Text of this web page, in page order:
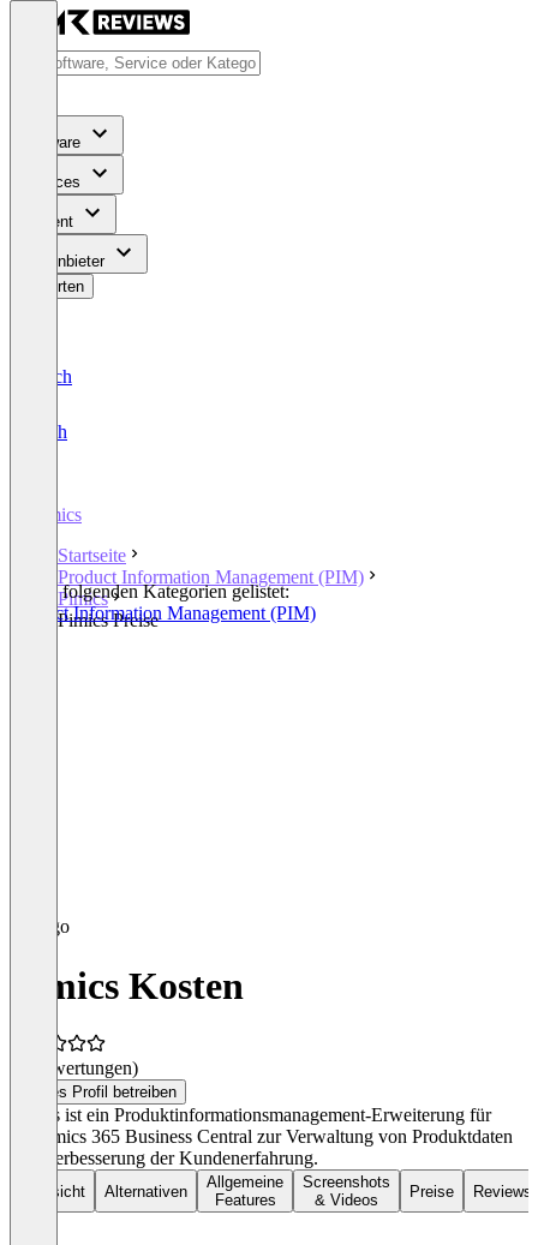
Software
Services
Content
Für Anbieter
Bewerten
Deutsch
English
Pimics
Startseite
Product Information Management (PIM)
Pimics
Pimics Preise
In den folgenden Kategorien gelistet:
Product Information Management (PIM)
Pimics Kosten
(0 Bewertungen)
Dieses Profil betreiben
Pimics ist ein Produktinformationsmanagement-Erweiterung für
Dynamics 365 Business Central zur Verwaltung von Produktdaten
und Verbesserung der Kundenerfahrung.
Übersicht Alternativen
Allgemeine
Features
Screenshots
& Videos
Preise Reviews